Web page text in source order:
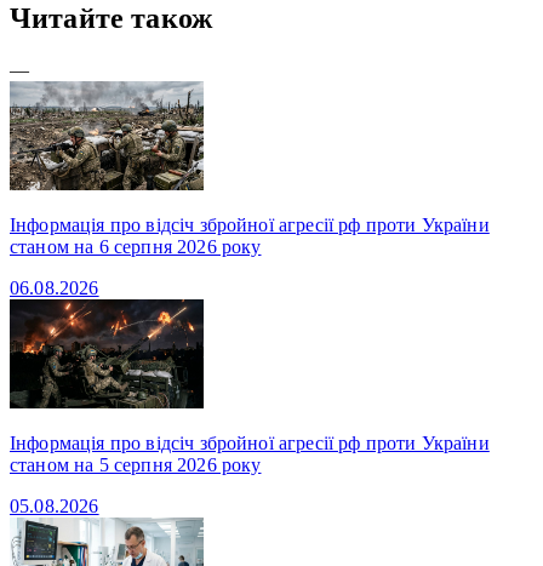
Читайте також
—
Інформація про відсіч збройної агресії рф проти України
станом на 6 серпня 2026 року
06.08.2026
Інформація про відсіч збройної агресії рф проти України
станом на 5 серпня 2026 року
05.08.2026